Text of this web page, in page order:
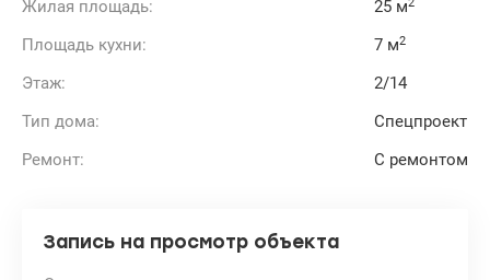
Жилая площадь: 25 м
Площадь кухни: 7 м2
Этаж:
2/14
Тип дома:
Спецпроект
Ремонт:
С ремонтом
Запись на просмотр объекта